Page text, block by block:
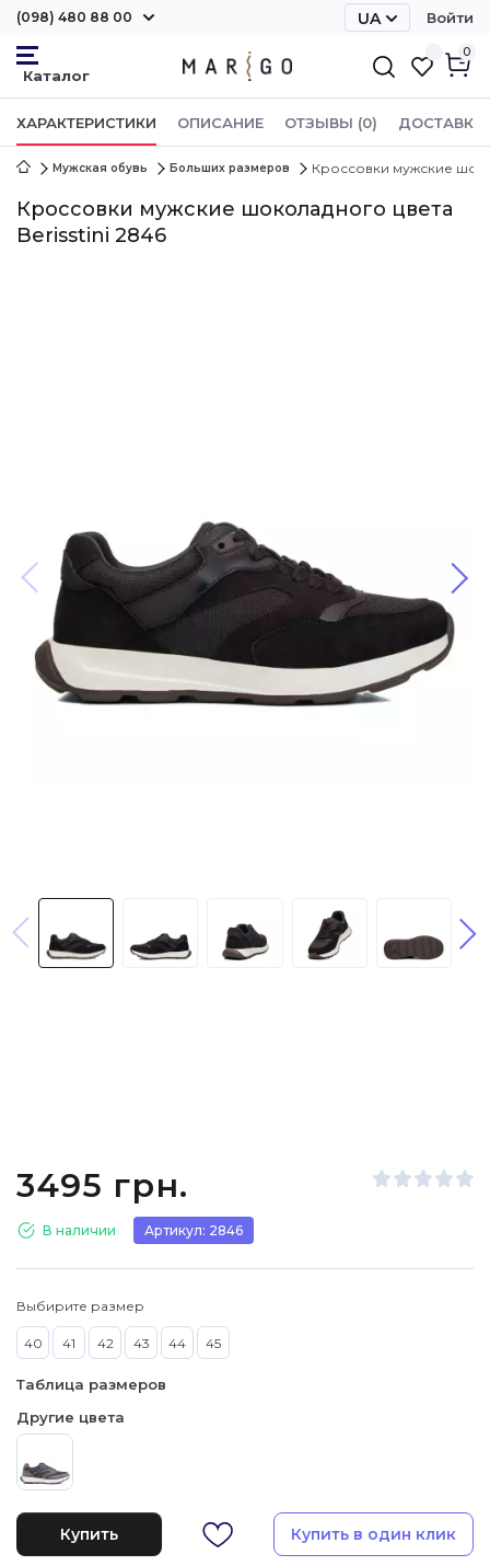
(098) 480 88 00 UA Войти
0
ХАРАКТЕРИСТИКИ ОПИСАНИЕ ОТЗЫВЫ (0) ДОСТАВКА
Мужская обувь Больших размеров Кроссовки мужские
Кроссовки мужские шоколадного цвета
Berisstini 2846
3495 грн.
В наличии Артикул: 2846
Выбирите размер
40 41 42 43 44 45
Таблица размеров
Другие цвета
Купить Купить в один клик